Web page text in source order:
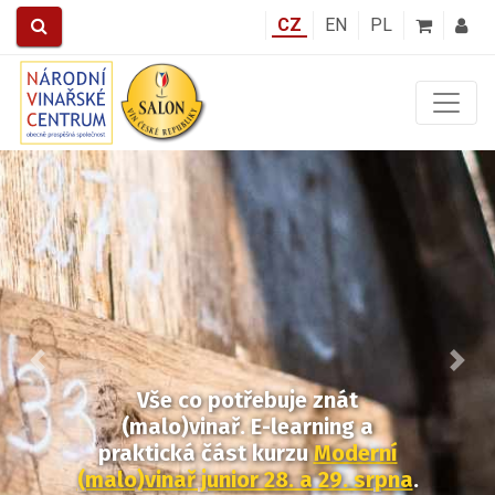
CZ EN PL
Vše co potřebuje znát
(malo)vinař. E-learning a
praktická část kurzuModerní
(malo)vinař junior 28. a 29. srpna.
Předchozí Další